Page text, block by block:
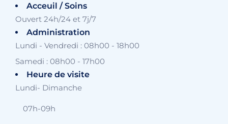
Acceuil / Soins
Ouvert 24h/24 et 7j/7
Administration
Lundi - Vendredi : 08h00 - 18h00
Samedi : 08h00 - 17h00
Heure de visite
Lundi- Dimanche
07h-09h